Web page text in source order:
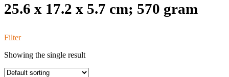
‎25.6 x 17.2 x 5.7 cm; 570 gram
Filter
Showing the single result